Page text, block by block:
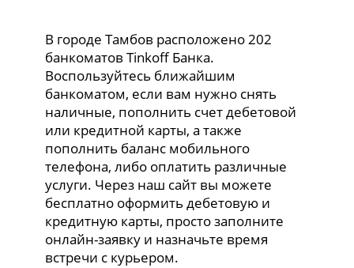
В городе Тамбов расположено 202
банкоматов Tinkoff Банка.
Воспользуйтесь ближайшим
банкоматом, если вам нужно снять
наличные, пополнить счет дебетовой
или кредитной карты, а также
пополнить баланс мобильного
телефона, либо оплатить различные
услуги. Через наш сайт вы можете
бесплатно оформить дебетовую и
кредитную карты, просто заполните
онлайн-заявку и назначьте время
встречи с курьером.